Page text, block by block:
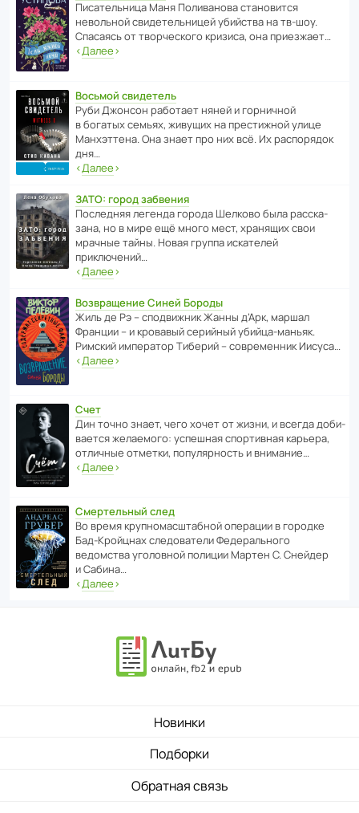
Писа­тель­ница Маня Поли­ва­нова стано­вится
невольной свиде­тель­ницей убийства на тв-шоу.
Спасаясь от твор­че­с­кого кризиса, она приезжает…
‹Далее›
Восьмой свидетель
Руби Джонсон рабо­тает няней и горни­чной
в богатых семьях, живущих на прес­ти­жной улице
Манх­эт­тена. Она знает про них всё. Их распо­рядок
дня…
‹Далее›
ЗАТО: город забвения
После­дняя легенда города Шелково была расска­
зана, но в мире ещё много мест, хранящих свои
мрачные тайны. Новая группа иска­телей
приключений…
‹Далее›
Возвращение Синей Бороды
Жиль де Рэ – спод­ви­жник Жанны д’Арк, маршал
Франции – и кровавый серийный убийца-маньяк.
Римский импе­ратор Тиберий – совре­менник Иисуса…
‹Далее›
Счет
Дин точно знает, чего хочет от жизни, и всегда доби­
ва­ется жела­е­мого: успе­шная спор­ти­вная карьера,
отли­чные отметки, попу­ля­р­ность и внимание…
‹Далее›
Смертельный след
Во время круп­но­мас­ш­та­бной операции в городке
Бад‑Крой­цнах следо­ва­тели Феде­раль­ного
ведомства уголо­вной полиции Мартен С. Снейдер
и Сабина…
‹Далее›
Новинки
Подборки
Обратная связь